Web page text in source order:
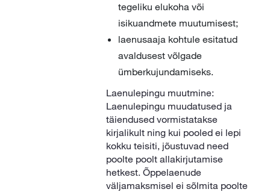
tegeliku elukoha või
isikuandmete muutumisest;
laenusaaja kohtule esitatud
avaldusest võlgade
ümberkujundamiseks.
Laenulepingu muutmine:
Laenulepingu muudatused ja
täiendused vormistatakse
kirjalikult ning kui pooled ei lepi
kokku teisiti, jõustuvad need
poolte poolt allakirjutamise
hetkest. Õppelaenude
väljamaksmisel ei sõlmita poolte